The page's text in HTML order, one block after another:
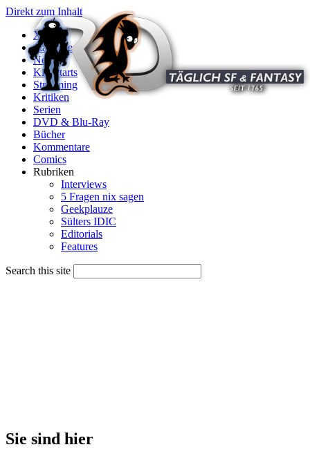
Direkt zum Inhalt
X
Startseite
News
Kinostarts
Streaming
Kritiken
Serien
DVD & Blu-Ray
Bücher
Kommentare
Comics
Rubriken
Interviews
5 Fragen nix sagen
Geekplauze
Sülters IDIC
Editorials
Features
Search this site
Sie sind hier